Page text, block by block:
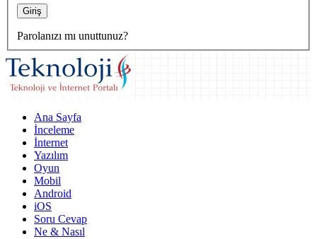
Parolanızı mı unuttunuz?
Ana Sayfa
İnceleme
İnternet
Yazılım
Oyun
Mobil
Android
iOS
Soru Cevap
Ne & Nasıl